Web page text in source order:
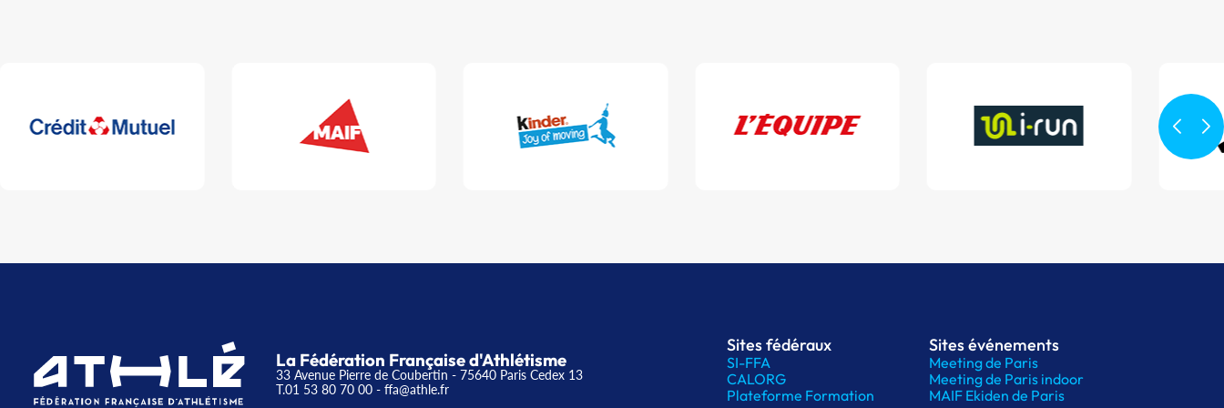
La Fédération Française d'Athlétisme
33 Avenue Pierre de Coubertin - 75640 Paris Cedex 13
T.01 53 80 70 00 - ffa@athle.fr
Sites fédéraux
SI-FFA
CALORG
Plateforme Formation
Sites événements
Meeting de Paris
Meeting de Paris indoor
MAIF Ekiden de Paris